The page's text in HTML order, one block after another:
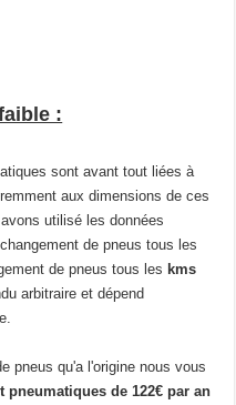
:
sont avant tout liées à
aux dimensions de ces
utilisé les données
de pneus tous les
de pneus tous les kms
arbitraire et dépend
pneus qu'a l'origine nous vous
pneumatiques de 122€ par an